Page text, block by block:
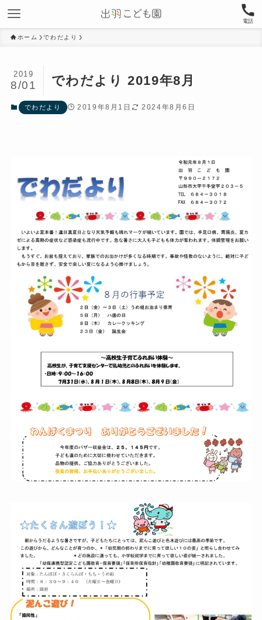
電話
ホーム でわだより
でわだより 2019年8月
2019
8/01
でわだより 2019年8月1日 2024年8月6日